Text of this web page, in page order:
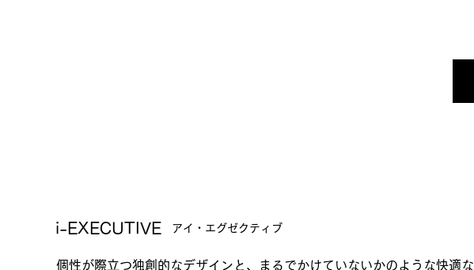
i-EXECUTIVE​ アイ・エグゼクティブ
個性が際立つ独創的なデザインと、まるでかけていないかのような快適な